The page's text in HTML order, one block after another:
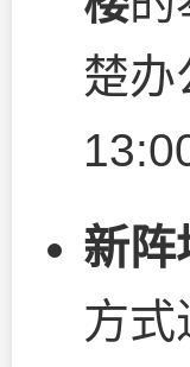
楚办
新阵
方式